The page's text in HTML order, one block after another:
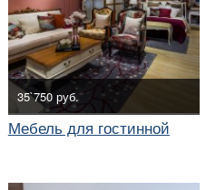
35`750 руб.
Мебель для гостинной